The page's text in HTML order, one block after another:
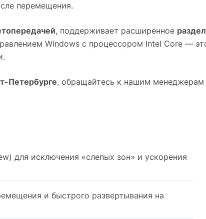
перемещения.
, поддерживает расширенное
Windows c процессором Intel Core —
Петербурге, обращайтесь к нашим
для исключения «слепых зон» и ускорения
и быстрого развертывания на